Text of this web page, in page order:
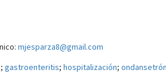
mjesparza8@gmail.com
; gastroenteritis; hospitalización; ondansetrón